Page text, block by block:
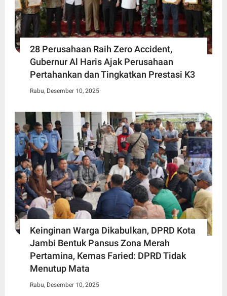
28 Perusahaan Raih Zero Accident,
Gubernur Al Haris Ajak Perusahaan
Pertahankan dan Tingkatkan Prestasi K3
Rabu, Desember 10, 2025
Keinginan Warga Dikabulkan, DPRD Kota
Jambi Bentuk Pansus Zona Merah
Pertamina, Kemas Faried: DPRD Tidak
Menutup Mata
Rabu, Desember 10, 2025